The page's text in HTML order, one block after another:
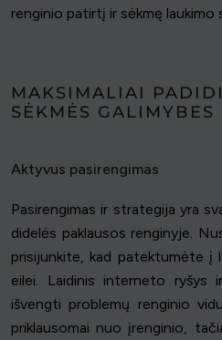
renginio patirtį ir sėkmę laukimo
MAKSIMALIAI
SĖKMĖS GALIMYBES
Aktyvus pasirengimas
Pasirengimas ir strategija yra
didelės paklausos renginyje.
prisijunkite, kad patektumėte į
eilei. Laidinis interneto ryšys
išvengti problemų renginio
priklausomai nuo įrenginio,